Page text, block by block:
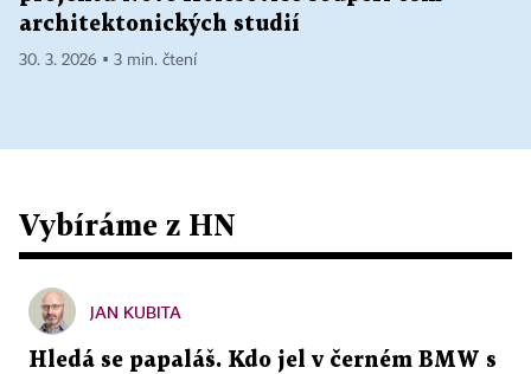
architektonických studií
30. 3. 2026 ▪ 3 min. čtení
Vybíráme z HN
JAN KUBITA
Hledá se papaláš. Kdo jel v černém BMW s